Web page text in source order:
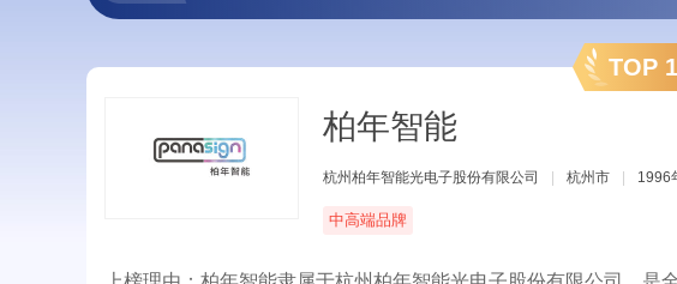
TOP 1
柏年智能
杭州柏年智能光电子股份有限公司 杭州市 1996
中高端品牌